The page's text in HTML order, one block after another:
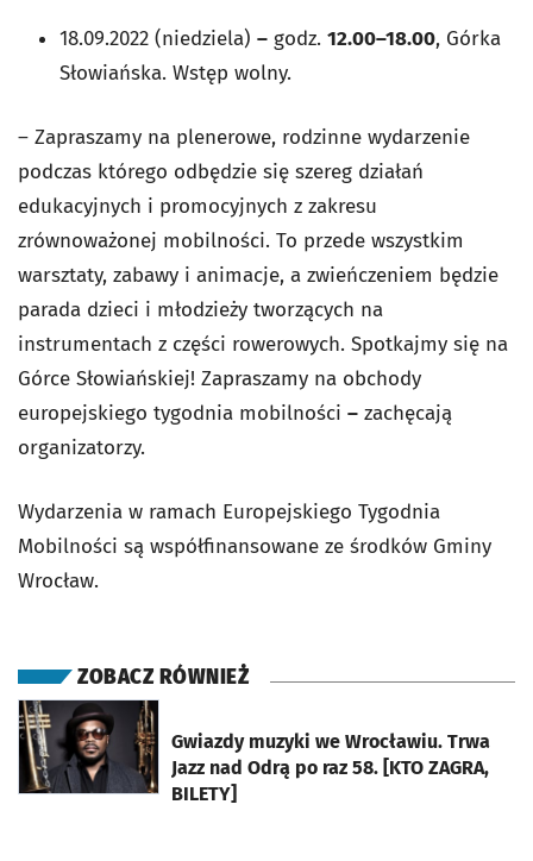
18.09.2022 (niedziela) – godz. 12.00–18.00, Górka
Słowiańska. Wstęp wolny.
– Zapraszamy na plenerowe, rodzinne wydarzenie
podczas którego odbędzie się szereg działań
edukacyjnych i promocyjnych z zakresu
zrównoważonej mobilności. To przede wszystkim
warsztaty, zabawy i animacje, a zwieńczeniem będzie
parada dzieci i młodzieży tworzących na
instrumentach z części rowerowych. Spotkajmy się na
Górce Słowiańskiej! Zapraszamy na obchody
europejskiego tygodnia mobilności – zachęcają
organizatorzy.
Wydarzenia w ramach Europejskiego Tygodnia
Mobilności są współfinansowane ze środków Gminy
Wrocław.
ZOBACZ RÓWNIEŻ
Gwiazdy muzyki we Wrocławiu. Trwa
Jazz nad Odrą po raz 58. [KTO ZAGRA,
BILETY]
otworzy się w nowej karcie